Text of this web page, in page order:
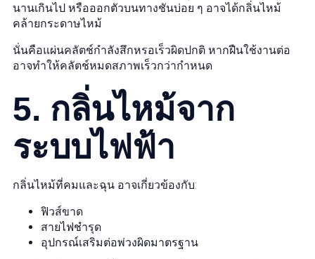
นานเกินไป หรือออกตัวบนทางชันบ่อย ๆ อาจได้กลิ่นไหม้
คล้ายกระดาษไหม้
นั่นคือแผ่นคลัตช์กำลังสึกหรอเร็วผิดปกติ หากฝืนใช้งานต่อ
อาจทำให้คลัตช์หมดสภาพเร็วกว่ากำหนด
5. กลิ่นไหม้จาก
ระบบไฟฟ้า
กลิ่นไหม้ที่คมและฉุน อาจเกี่ยวข้องกับ:
ฟิวส์ขาด
สายไฟชำรุด
อุปกรณ์เสริมต่อพ่วงผิดมาตรฐาน